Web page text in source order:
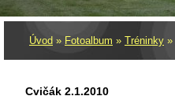
Úvod » Fotoalbum » Tréninky »
Cvičák 2.1.2010